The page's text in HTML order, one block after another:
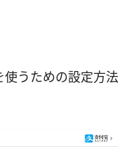
うための設定方法